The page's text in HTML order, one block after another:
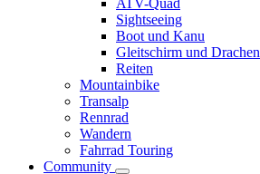
Sightseeing
Boot und Kanu
Gleitschirm und Drachen
Reiten
Mountainbike
Transalp
Rennrad
Wandern
Fahrrad Touring
Community